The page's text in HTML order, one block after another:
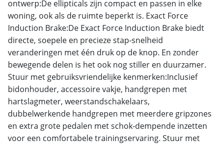
ontwerp:De ellipticals zijn compact en passen in elke
woning, ook als de ruimte beperkt is. Exact Force
Induction Brake:De Exact Force Induction Brake biedt
directe, soepele en precieze stap-snelheid
veranderingen met één druk op de knop. En zonder
bewegende delen is het ook nog stiller en duurzamer.
Stuur met gebruiksvriendelijke kenmerken:Inclusief
bidonhouder, accessoire vakje, handgrepen met
hartslagmeter, weerstandschakelaars,
dubbelwerkende handgrepen met meerdere gripzones
en extra grote pedalen met schok-dempende inzetten
voor een comfortabele trainingservaring. Stuur met